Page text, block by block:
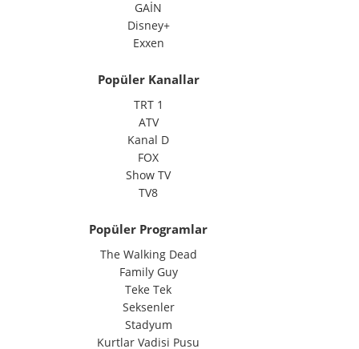
GAİN
Disney+
Exxen
Popüler Kanallar
TRT 1
ATV
Kanal D
FOX
Show TV
TV8
Popüler Programlar
The Walking Dead
Family Guy
Teke Tek
Seksenler
Stadyum
Kurtlar Vadisi Pusu